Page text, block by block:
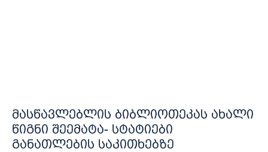
მასწავლებლის ბიბლიოთეკას ახალი
წიგნი შეემატა- სტატიები
განათლების საკითხებზე